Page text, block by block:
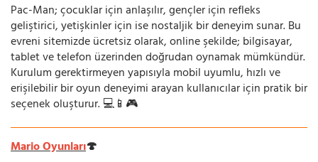
Pac-Man; çocuklar için anlaşılır, gençler için refleks
geliştirici, yetişkinler için ise nostaljik bir deneyim sunar. Bu
evreni sitemizde ücretsiz olarak, online şekilde; bilgisayar,
tablet ve telefon üzerinden doğrudan oynamak mümkündür.
Kurulum gerektirmeyen yapısıyla mobil uyumlu, hızlı ve
erişilebilir bir oyun deneyimi arayan kullanıcılar için pratik bir
seçenek oluşturur. 💻📱🎮
Mario Oyunları🍄